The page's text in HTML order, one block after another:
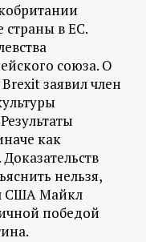
страны в ЕС.
союза. О
заявил член
как
нельзя,
США Майкл
победой